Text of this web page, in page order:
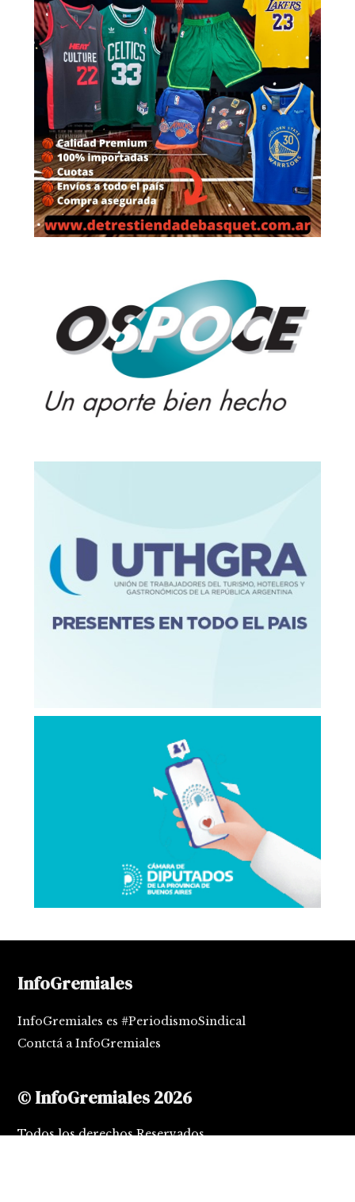
InfoGremiales
InfoGremiales es #PeriodismoSindical
Contctá a InfoGremiales
© InfoGremiales 2026
Todos los derechos Reservados